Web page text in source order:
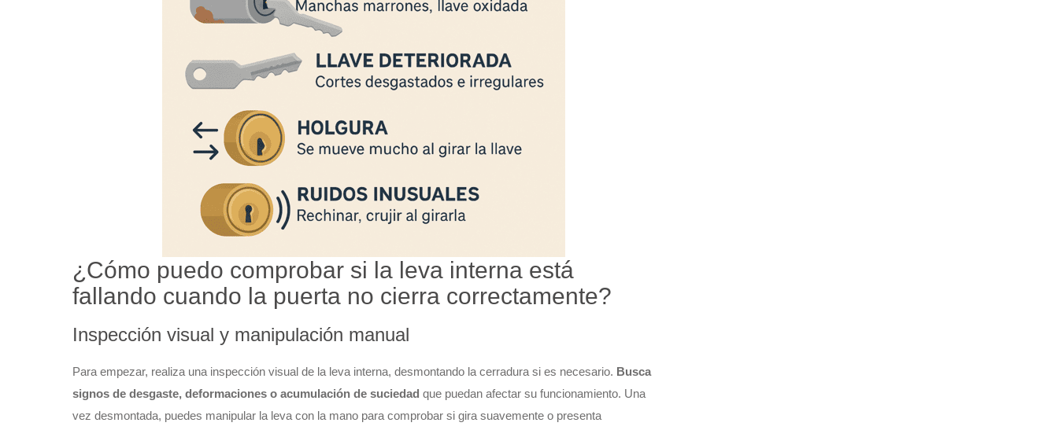
¿Cómo puedo comprobar si la leva interna está
fallando cuando la puerta no cierra correctamente?
Inspección visual y manipulación manual
Para empezar, realiza una inspección visual de la leva interna, desmontando la cerradura si es necesario. Busca
signos de desgaste, deformaciones o acumulación de suciedad que puedan afectar su funcionamiento. Una
vez desmontada, puedes manipular la leva con la mano para comprobar si gira suavemente o presenta